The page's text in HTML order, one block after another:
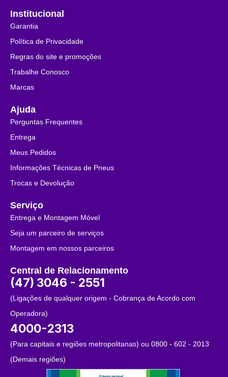
Institucional
Garantia
Política de Privacidade
Regras do site e promoções
Trabalhe Conosco
Marcas
Ajuda
Perguntas Frequentes
Entrega
Meus Pedidos
Informações Técnicas de Pneus
Trocas e Devolução
Serviço
Entrega e Montagem Móvel
Seja um parceiro de serviços
Montagem em nossos parceiros
Central de Relacionamento
(47) 3046 - 2551
(Ligações de qualquer origem - Cobrança de Acordo com
Operadora)
4000-2313
(Para capitais e regiões metropolitanas) ou 0800 - 602 - 2013
(Demais regiões)